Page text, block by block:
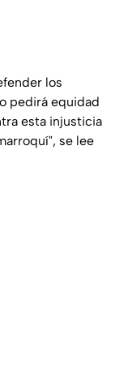
los
pedirá equidad
esta injusticia
se lee